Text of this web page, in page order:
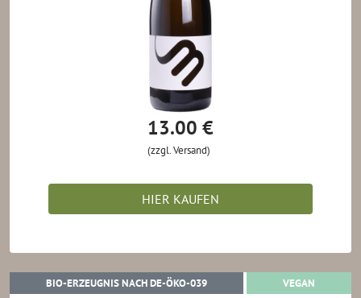
13.00 €
(zzgl. Versand)
HIER KAUFEN
BIO-ERZEUGNIS NACH DE-ÖKO-039BIO-ERZEUGNIS NACH DE-ÖKO-
VEGAN